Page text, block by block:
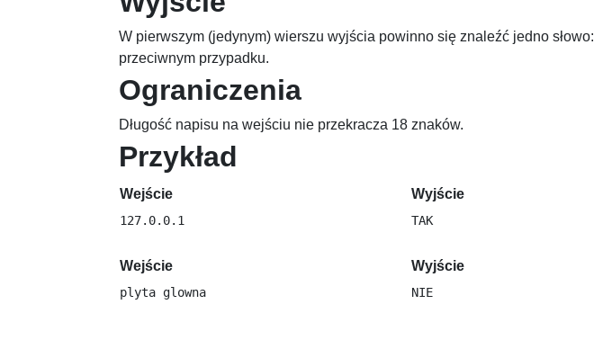
W pierwszym (jedynym) wierszu wyjścia powinno się znaleźć jedno słowo:
przeciwnym przypadku.
Ograniczenia
Długość napisu na wejściu nie przekracza 18 znaków.
Przykład
Wejście Wyjście
Wejście Wyjście